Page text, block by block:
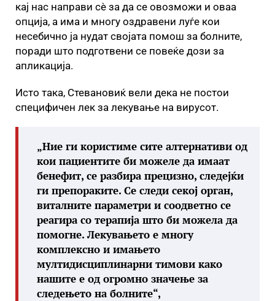
кај нас направи сè за да се овозможи и оваа
опција, а има и многу оздравени луѓе кои
несебично ја нудат својата помош за болните,
поради што подготвени се повеќе дози за
апликација.
Исто така, Стевановиќ вели дека не постои
специфичен лек за лекување на вирусот.
„Ние ги користиме сите алтернативи од
кои пациентите би можеле да имаат
бенефит, се разбира прецизно, следејќи
ги препораките. Се следи секој орган,
виталните параметри и соодветно се
реагира со терапија што би можела да
помогне. Лекувањето е многу
комплексно и имањето
мултидисциплинарни тимови како
нашите е од огромно значење за
следењето на болните“,